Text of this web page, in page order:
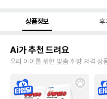
상품정보 후
Ai가 추천 드려요
우리 아이를 위한 맞춤 취향 저격 상